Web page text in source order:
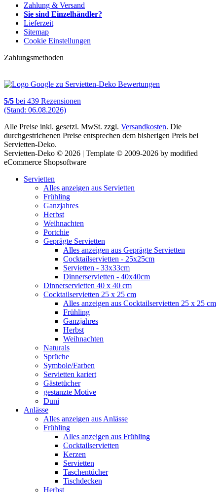
Zahlung & Versand
Sie sind Einzelhändler?
Lieferzeit
Sitemap
Cookie Einstellungen
Zahlungsmethoden
5/5 bei 439 Rezensionen
(Stand: 06.08.2026)
Alle Preise inkl. gesetzl. MwSt. zzgl. Versandkosten. Die
durchgestrichenen Preise entsprechen dem bisherigen Preis bei
Servietten-Deko.
Servietten-Deko © 2026 | Template © 2009-2026 by modified
eCommerce Shopsoftware
Servietten
Alles anzeigen aus Servietten
Frühling
Ganzjahres
Herbst
Weihnachten
Portchie
Geprägte Servietten
Alles anzeigen aus Geprägte Servietten
Cocktailservietten - 25x25cm
Servietten - 33x33cm
Dinnerservietten - 40x40cm
Dinnerservietten 40 x 40 cm
Cocktailservietten 25 x 25 cm
Alles anzeigen aus Cocktailservietten 25 x 25 cm
Frühling
Ganzjahres
Herbst
Weihnachten
Naturals
Sprüche
Symbole/Farben
Servietten kariert
Gästetücher
gestanzte Motive
Duni
Anlässe
Alles anzeigen aus Anlässe
Frühling
Alles anzeigen aus Frühling
Cocktailservietten
Kerzen
Servietten
Taschentücher
Tischdecken
Herbst